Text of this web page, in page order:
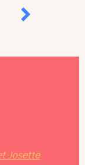
Josette